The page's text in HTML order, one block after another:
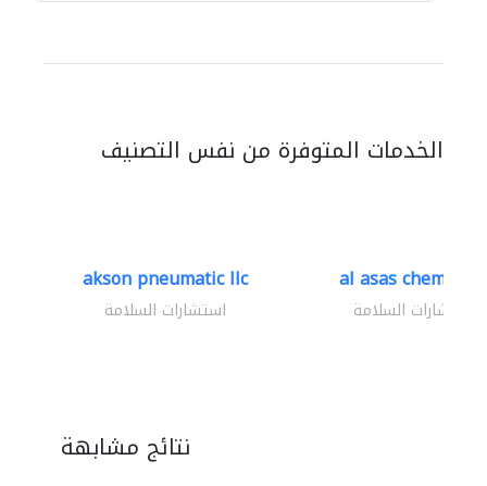
الخدمات المتوفرة من نفس التصنيف
akson pneumatic llc
استشارات السلامة
al asas
استشارات السلامة
نتائج مشابهة